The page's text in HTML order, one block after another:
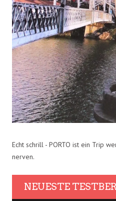
Echt schrill - PORTO ist ein Trip
nerven.
NEUESTE